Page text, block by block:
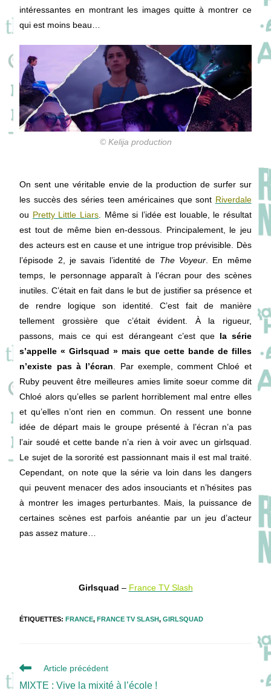
intéressantes en montrant les images quitte à montrer ce
qui est moins beau…
© Kelija production
On sent une véritable envie de la production de surfer sur
les succès des séries teen américaines que sont Riverdale
ou Pretty Little Liars. Même si l’idée est louable, le résultat
est tout de même bien en-dessous. Principalement, le jeu
des acteurs est en cause et une intrigue trop prévisible. Dès
l’épisode 2, je savais l’identité de The Voyeur. En même
temps, le personnage apparaît à l’écran pour des scènes
inutiles. C’était en fait dans le but de justifier sa présence et
de rendre logique son identité. C’est fait de manière
tellement grossière que c’était évident. À la rigueur,
passons, mais ce qui est dérangeant c’est quela série
s’appelle « Girlsquad » mais que cette bande de filles
n’existe pas à l’écran . Par exemple, comment Chloé et
Ruby peuvent être meilleures amies limite soeur comme dit
Chloé alors qu’elles se parlent horriblement mal entre elles
et qu’elles n’ont rien en commun. On ressent une bonne
idée de départ mais le groupe présenté à l’écran n’a pas
l’air soudé et cette bande n’a rien à voir avec un girlsquad.
Le sujet de la sororité est passionnant mais il est mal traité.
Cependant, on note que la série va loin dans les dangers
qui peuvent menacer des ados insouciants et n’hésites pas
à montrer les images perturbantes. Mais, la puissance de
certaines scènes est parfois anéantie par un jeu d’acteur
pas assez mature…
Girlsquad – France TV Slash
ÉTIQUETTES:FRANCE, FRANCE TV SLASH, GIRLSQUAD
Read
Article précédent
MIXTE : Vive la mixité à l’école !